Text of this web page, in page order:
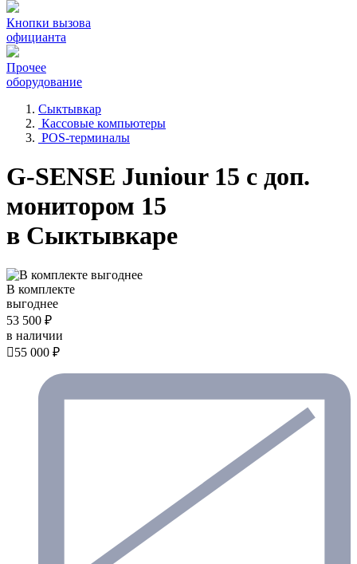
Кнопки вызова
официанта
Прочее
оборудование
Сыктывкар
Кассовые компьютеры
POS-терминалы
G-SENSE Juniour 15 с доп.
монитором 15
в Сыктывкаре
В комплекте
выгоднее
53 500 ₽
в наличии
55 000 ₽